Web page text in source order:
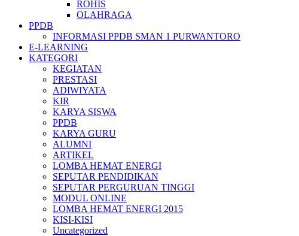
ROHIS
OLAHRAGA
PPDB
INFORMASI PPDB SMAN 1 PURWANTORO
E-LEARNING
KATEGORI
KEGIATAN
PRESTASI
ADIWIYATA
KIR
KARYA SISWA
PPDB
KARYA GURU
ALUMNI
ARTIKEL
LOMBA HEMAT ENERGI
SEPUTAR PENDIDIKAN
SEPUTAR PERGURUAN TINGGI
MODUL ONLINE
LOMBA HEMAT ENERGI 2015
KISI-KISI
Uncategorized